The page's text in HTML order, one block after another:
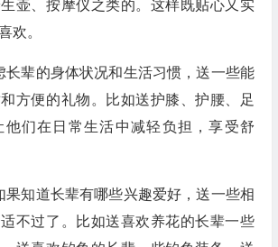
壶、按摩仪之类的。这样既贴心又实
欢。
长辈的身体状况和生活习惯，送一些能
方便的礼物。比如送护膝、护腰、足
他们在日常生活中减轻负担，享受舒
果知道长辈有哪些兴趣爱好，送一些相
不过了。比如送喜欢养花的长辈一些